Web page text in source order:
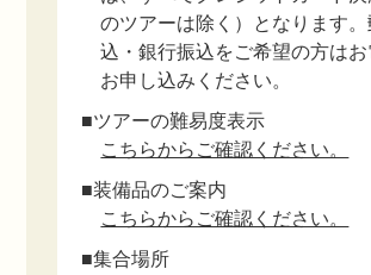
のツアーは除く）となります。
込・銀行振込をご希望の方はお
お申し込みください。
■ツアーの難易度表示
こちらからご確認ください。
■装備品のご案内
こちらからご確認ください。
■集合場所